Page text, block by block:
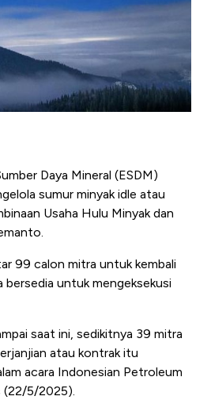
Daya Mineral (ESDM)
sumur minyak idle atau
Usaha Hulu Minyak dan
99 calon mitra untuk kembali
untuk mengeksekusi
saat ini, sedikitnya 39 mitra
atau kontrak itu
acara Indonesian Petroleum
(22/5/2025).